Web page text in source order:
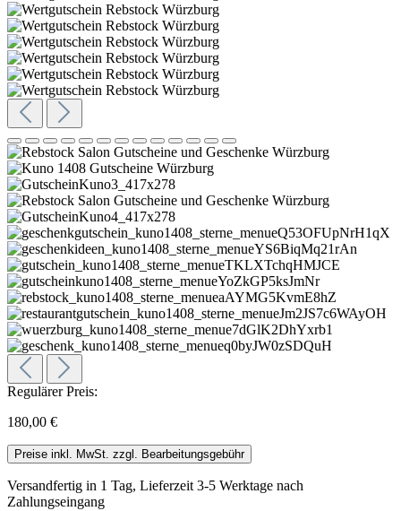
Regulärer Preis:
180,00 €
Preise inkl. MwSt. zzgl. Bearbeitungsgebühr
Versandfertig in 1 Tag, Lieferzeit 3-5 Werktage nach
Zahlungseingang